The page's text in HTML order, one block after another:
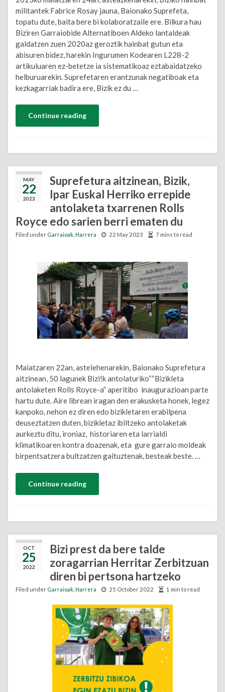
militantek Fabrice Rosay jauna, Baionako Suprefeta,
topatu dute, baita bere bi kolaboratzaile ere. Bilkura hau
Biziren Garraiobide Alternatiboen Aldeko lantaldeak
galdatzen zuen 2020az geroztik hainbat gutun eta
abisuren bidez, harekin Ingurumen Kodearen L228-2
artikuluaren ez-betetze ia sistematikoaz eztabaidatzeko
helburuarekin. Suprefetaren erantzunak negatiboak eta
kezkagarriak badira ere, Bizik ez du …
Continue reading
MAY
22
2023
Suprefetura aitzinean, Bizik,
Ipar Euskal Herriko errepide
antolaketa txarrenen Rolls
Royce edo sarien berri ematen du
Filed under Garraioak Harrera 22 May 2023 7 mins to read
Maiatzaren 22an, astelehenarekin, Baionako Suprefetura
aitzinean, 50 lagunek Bizi!k antolaturiko““Bizikleta
antolaketen Rolls Royce-a” aperitibo inaugurazioan parte
hartu dute. Aire librean iragan den erakusketa honek, legez
kanpoko, nehon ez diren edo bizikletaren erabilpena
deuseztatzen duten, bizikletaz ibiltzeko antolaketak
aurkeztu ditu, ironiaz, historiaren eta larrialdi
klimatikoaren kontra doazenak, eta gure garraio moldeak
birpentsatzera bultzatzen gaituztenak, besteak beste. …
Continue reading
OCT
25
2022
Bizi prest da bere talde
zoragarrian Herritar Zerbitzuan
diren bi pertsona hartzeko
Filed under Garraioak Harrera 25 October 2022 1 min to read